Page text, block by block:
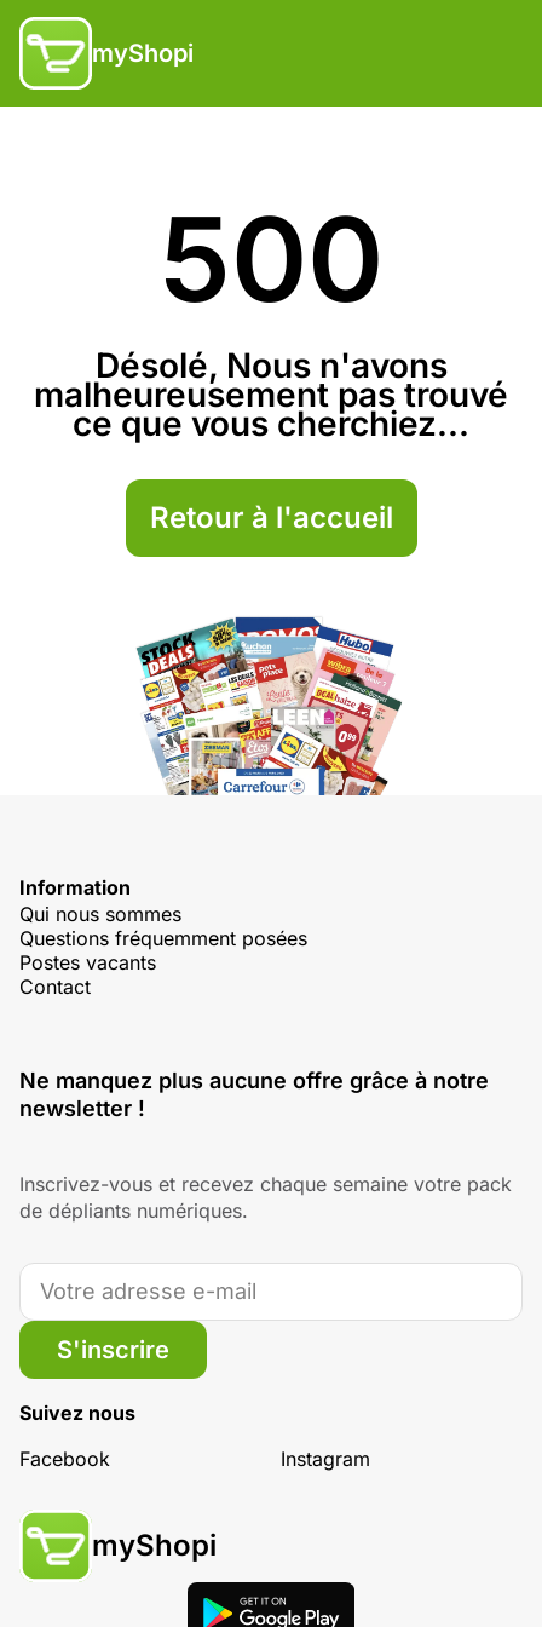
myShopi
500
Désolé, Nous n'avons
malheureusement pas trouvé
ce que vous cherchiez...
Retour à l'accueil
Information
Qui nous sommes
Questions fréquemment posées
Postes vacants
Contact
Ne manquez plus aucune offre grâce à notre
newsletter !
Inscrivez-vous et recevez chaque semaine votre pack
de dépliants numériques.
S'inscrire
Suivez nous
Facebook
Instagram
myShopi